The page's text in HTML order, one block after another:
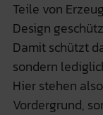
Teile von
Design
Damit schützt
sondern
Hier stehen
Vordergrund,